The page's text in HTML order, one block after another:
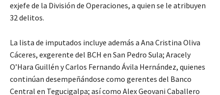
exjefe de la División de Operaciones, a quien se le atribuyen
32 delitos.
La lista de imputados incluye además a Ana Cristina Oliva
Cáceres, exgerente del BCH en San Pedro Sula; Aracely
O’Hara Guillén y Carlos Fernando Ávila Hernández, quienes
continúan desempeñándose como gerentes del Banco
Central en Tegucigalpa; así como Alex Geovani Caballero